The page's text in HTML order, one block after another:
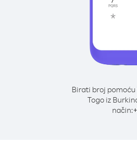
Birati broj
Togo iz
način:+